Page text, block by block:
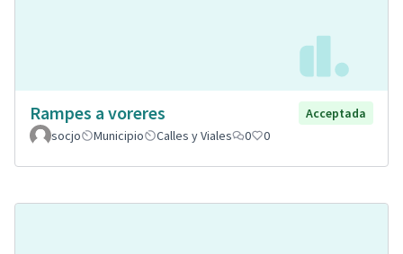
Rampes a voreres
Acceptada
socjo
Municipio Calles y Viales 0 0